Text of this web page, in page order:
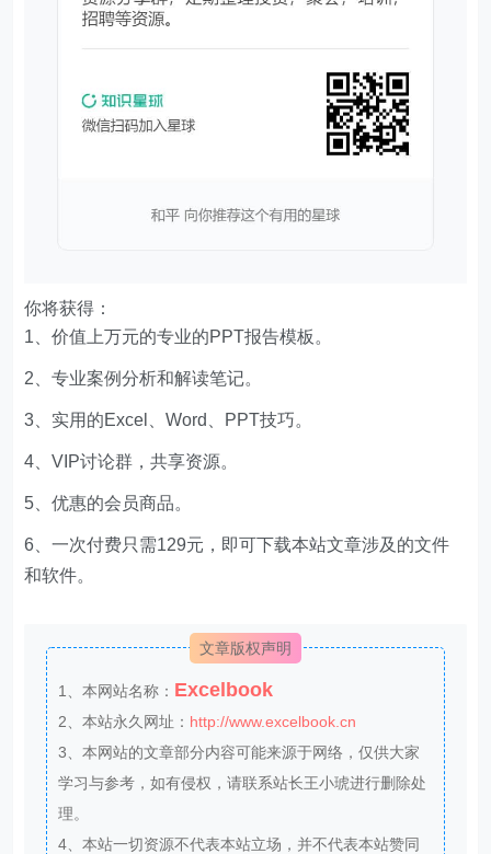
你将获得：
1、价值上万元的专业的PPT报告模板。
2、专业案例分析和解读笔记。
3、实用的Excel、Word、PPT技巧。
4、VIP讨论群，共享资源。
5、优惠的会员商品。
6、一次付费只需129元，即可下载本站文章涉及的文件
和软件。
文章版权声明
1、本网站名称： Excelbook
2、本站永久网址： http://www.excelbook.cn
3、本网站的文章部分内容可能来源于网络，仅供大家
学习与参考，如有侵权，请联系站长王小琥进行删除处
理。
4、本站一切资源不代表本站立场，并不代表本站赞同